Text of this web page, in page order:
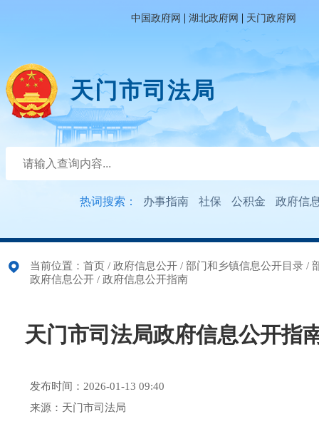
中国政府网 | 湖北政府网 | 天门政府网
天门市司法局
热词搜索： 办事指南 社保 公积金 政府信
当前位置： 首页 / 政府信息公开 / 部门和乡镇信息公开目录 /
政府信息公开 / 政府信息公开指南
天门市司法局政府信息公开指
发布时间：2026-01-13 09:40
来源：天门市司法局